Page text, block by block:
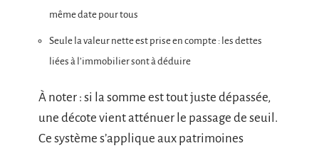
même date pour tous
Seule la valeur nette est prise en compte : les dettes
liées à l’immobilier sont à déduire
À noter : si la somme est tout juste dépassée,
une décote vient atténuer le passage de seuil.
Ce système s’applique aux patrimoines